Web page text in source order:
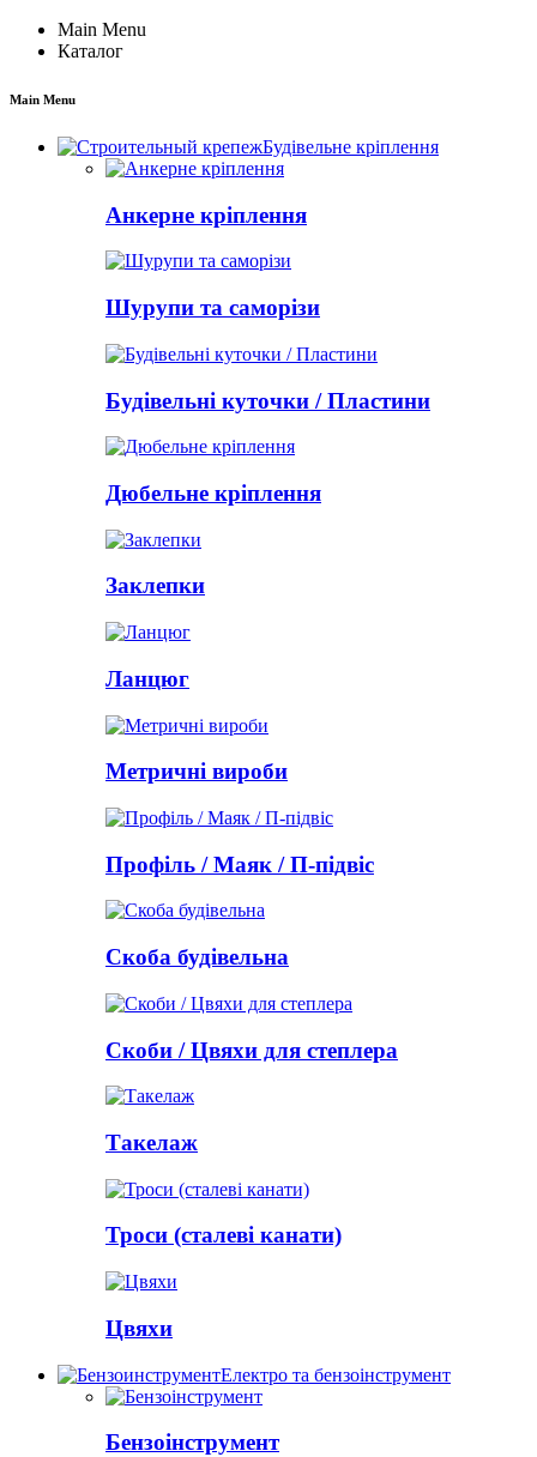
Main Menu
Каталог
Main Menu
Будівельне кріплення
Анкерне кріплення
Шурупи та саморізи
Будівельні куточки / Пластини
Дюбельне кріплення
Заклепки
Ланцюг
Метричні вироби
Профіль / Маяк / П-підвіс
Скоба будівельна
Скоби / Цвяхи для степлера
Такелаж
Троси (сталеві канати)
Цвяхи
Електро та бензоінструмент
Бензоінструмент